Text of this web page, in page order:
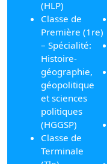
(HLP)
Classe de
Première (1re)
– Spécialité:
Histoire-
géographie,
géopolitique
et sciences
politiques
(HGGSP)
Classe de
Terminale